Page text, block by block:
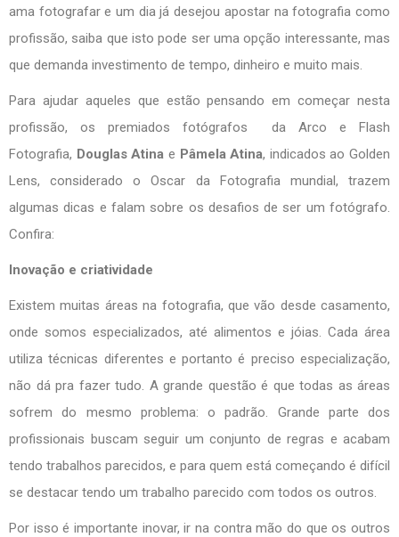
ama fotografar e um dia já desejou apostar na fotografia como
profissão, saiba que isto pode ser uma opção interessante, mas
que demanda investimento de tempo, dinheiro e muito mais.
Para ajudar aqueles que estão pensando em começar nesta
profissão, os premiados fotógrafos da Arco e Flash
Fotografia, Douglas Atina e Pâmela Atina, indicados ao Golden
Lens, considerado o Oscar da Fotografia mundial, trazem
algumas dicas e falam sobre os desafios de ser um fotógrafo.
Confira:
Inovação e criatividade
Existem muitas áreas na fotografia, que vão desde casamento,
onde somos especializados, até alimentos e jóias. Cada área
utiliza técnicas diferentes e portanto é preciso especialização,
não dá pra fazer tudo. A grande questão é que todas as áreas
sofrem do mesmo problema: o padrão. Grande parte dos
profissionais buscam seguir um conjunto de regras e acabam
tendo trabalhos parecidos, e para quem está começando é difícil
se destacar tendo um trabalho parecido com todos os outros.
Por isso é importante inovar, ir na contra mão do que os outros